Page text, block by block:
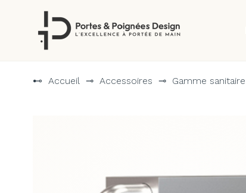
⊷ Accueil ⊸ Accessoires ⊸ Gamme sanitaire